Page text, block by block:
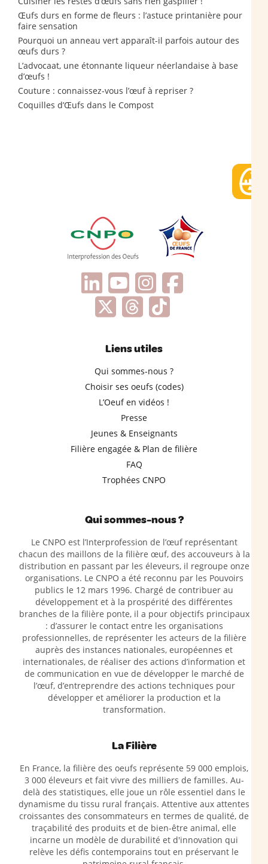
Œufs durs en forme de fleurs : l’astuce printanière pour
faire sensation
Pourquoi un anneau vert apparaît-il parfois autour des
œufs durs ?
L’advocaat, une étonnante liqueur néerlandaise à base
d’œufs !
Couture : connaissez-vous l’œuf à repriser ?
Coquilles d’Œufs dans le Compost
Liens utiles
Qui sommes-nous ?
Choisir ses oeufs (codes)
L’Oeuf en vidéos !
Presse
Jeunes & Enseignants
Filière engagée & Plan de filière
FAQ
Trophées CNPO
Qui sommes-nous ?
Le CNPO est l’Interprofession de l’œuf représentant
chacun des maillons de la filière œuf, des accouveurs à la
distribution en passant par les éleveurs, il regroupe onze
organisations. Le CNPO a été reconnu par les Pouvoirs
publics le 12 mars 1996. Chargé de contribuer au
développement et à la prospérité des différentes
branches de la filière ponte, il a pour objectifs principaux
: d’assurer le contact entre les organisations
professionnelles, de représenter les acteurs de la filière
auprès des instances nationales, européennes et
internationales, de réaliser des actions d’information et
de communication en vue de développer le marché de
l’œuf, d’entreprendre des actions techniques pour
développer et améliorer la production et la
transformation.
La Filière
En France, la filière des oeufs représente 59 000 emplois,
3 000 éleveurs et fait vivre des milliers de familles. Au-
delà des statistiques, elle joue un rôle essentiel dans le
dynamisme du tissu rural français. Attentive aux attentes
croissantes des consommateurs en termes de qualité, de
traçabilité des produits et de bien-être animal, elle
incarne un modèle de durabilité et d'innovation qui
relève les défis contemporains tout en préservant le